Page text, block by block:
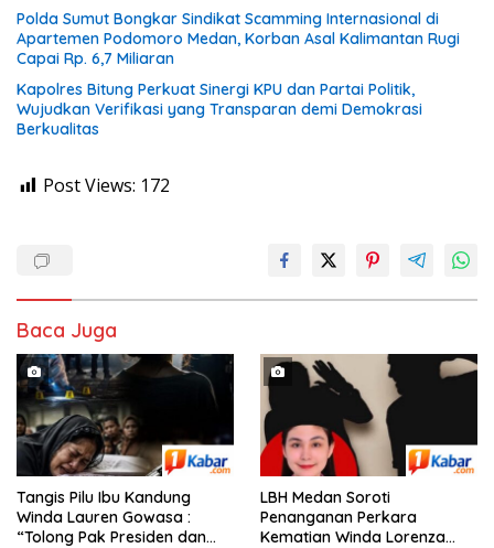
Polda Sumut Bongkar Sindikat Scamming Internasional di
Apartemen Podomoro Medan, Korban Asal Kalimantan Rugi
Capai Rp. 6,7 Miliaran
Kapolres Bitung Perkuat Sinergi KPU dan Partai Politik,
Wujudkan Verifikasi yang Transparan demi Demokrasi
Berkualitas
Post Views: 172
Baca Juga
Tangis Pilu Ibu Kandung
Winda Lauren Gowasa :
“Tolong Pak Presiden dan
‎LBH Medan Soroti
Penanganan Perkara
Kematian Winda Lorenza